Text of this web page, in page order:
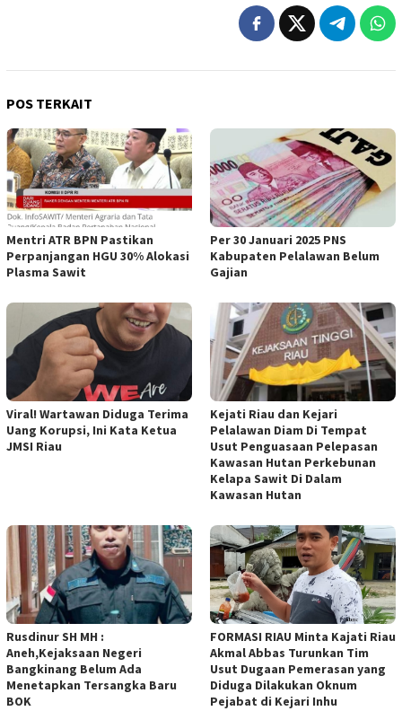
POS TERKAIT
Mentri ATR BPN Pastikan
Perpanjangan HGU 30% Alokasi
Plasma Sawit
Per 30 Januari 2025 PNS
Kabupaten Pelalawan Belum
Gajian
Viral! Wartawan Diduga Terima
Uang Korupsi, Ini Kata Ketua
JMSI Riau
Kejati Riau dan Kejari
Pelalawan Diam Di Tempat
Usut Penguasaan Pelepasan
Kawasan Hutan Perkebunan
Kelapa Sawit Di Dalam
Kawasan Hutan
Rusdinur SH MH :
Aneh,Kejaksaan Negeri
Bangkinang Belum Ada
Menetapkan Tersangka Baru
BOK
FORMASI RIAU Minta Kajati Riau
Akmal Abbas Turunkan Tim
Usut Dugaan Pemerasan yang
Diduga Dilakukan Oknum
Pejabat di Kejari Inhu